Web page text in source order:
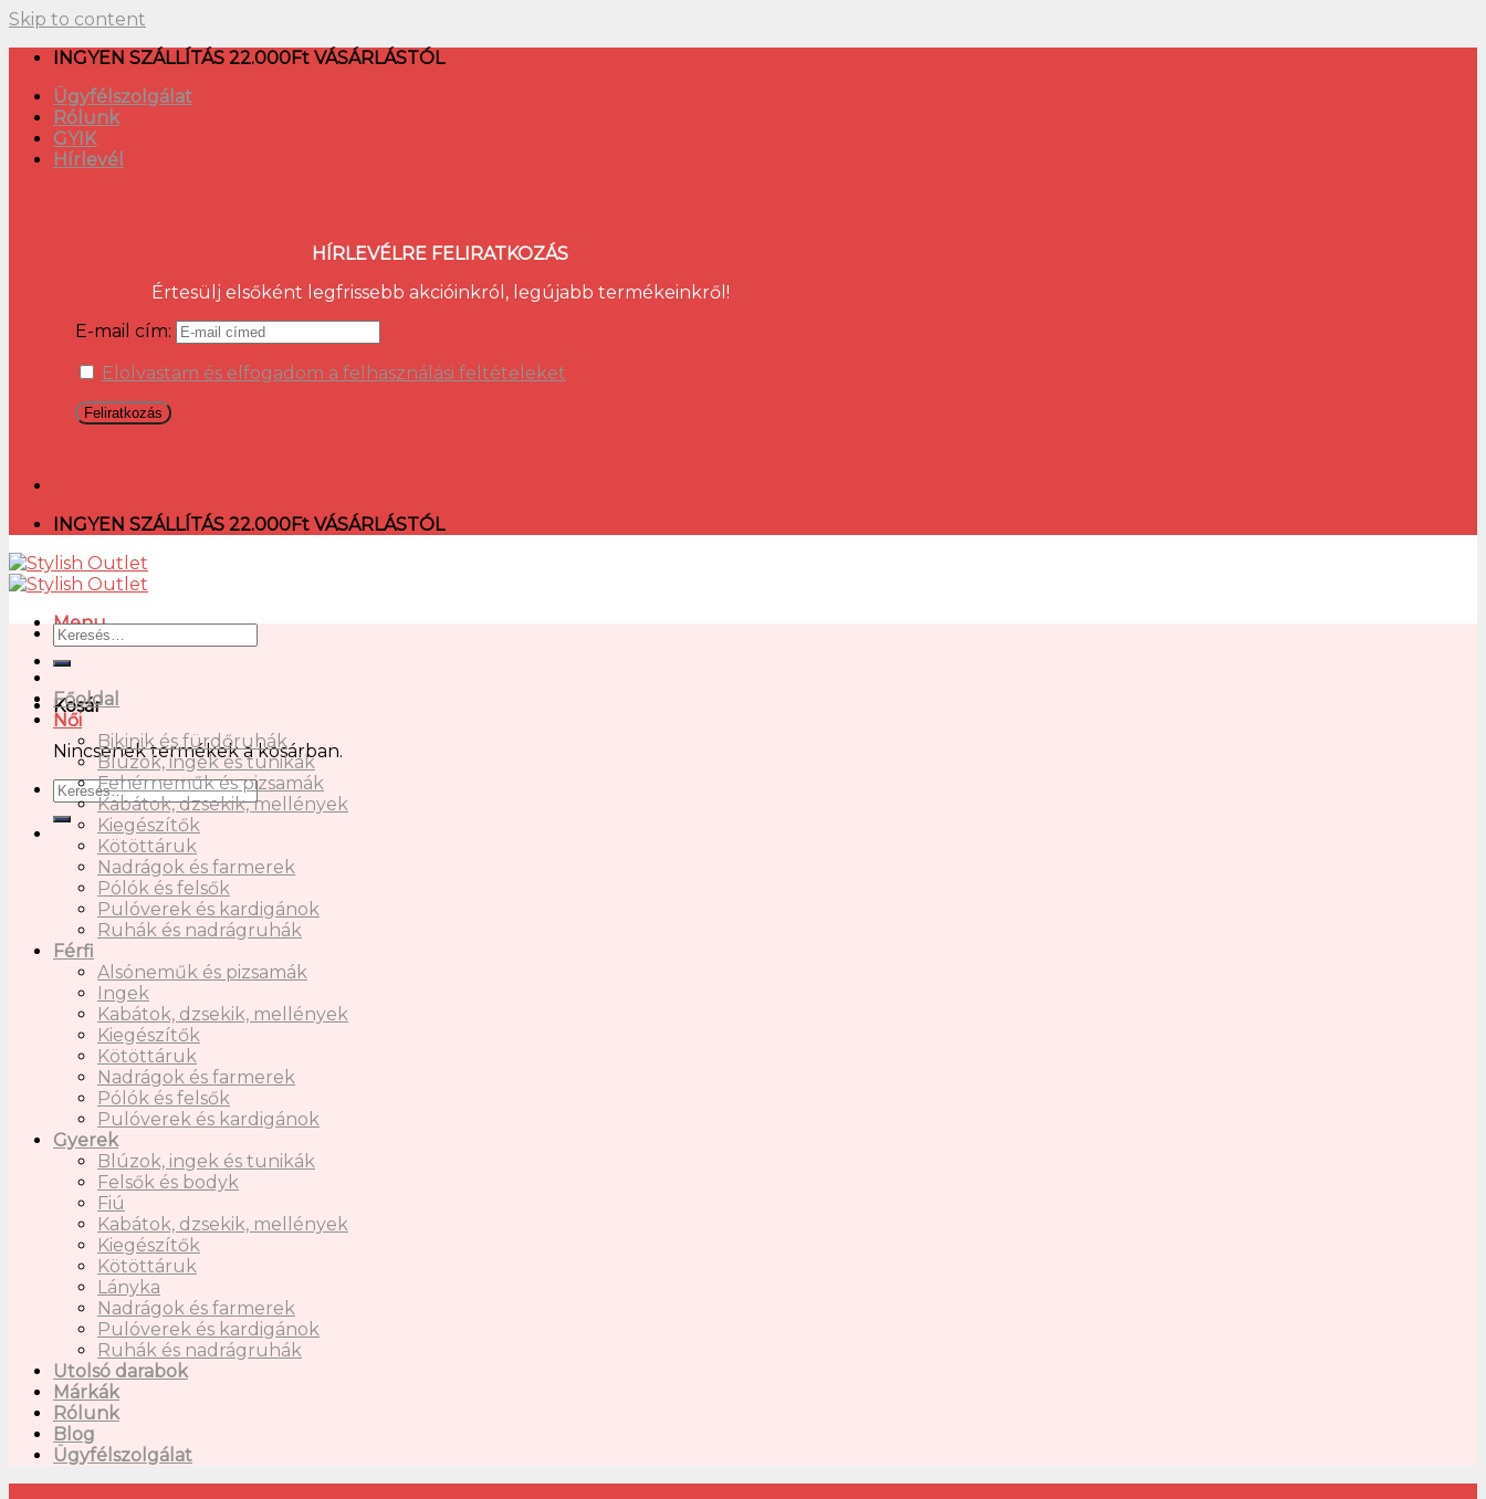
Skip to content
INGYEN SZÁLLÍTÁS 22.000Ft VÁSÁRLÁSTÓL
Ügyfélszolgálat
Rólunk
GYIK
Hírlevél
HÍRLEVÉLRE FELIRATKOZÁS
Értesülj elsőként legfrissebb akcióinkról, legújabb termékeinkről!
E-mail cím:
Elolvastam és elfogadom a felhasználási feltételeket
INGYEN SZÁLLÍTÁS 22.000Ft VÁSÁRLÁSTÓL
Menu
Kosár
Nincsenek termékek a kosárban.
Főoldal
Női
Bikinik és fürdőruhák
Blúzok, ingek és tunikák
Fehérneműk és pizsamák
Kabátok, dzsekik, mellények
Kiegészítők
Kötöttáruk
Nadrágok és farmerek
Pólók és felsők
Pulóverek és kardigánok
Ruhák és nadrágruhák
Férfi
Alsóneműk és pizsamák
Ingek
Kabátok, dzsekik, mellények
Kiegészítők
Kötöttáruk
Nadrágok és farmerek
Pólók és felsők
Pulóverek és kardigánok
Gyerek
Blúzok, ingek és tunikák
Felsők és bodyk
Fiú
Kabátok, dzsekik, mellények
Kiegészítők
Kötöttáruk
Lányka
Nadrágok és farmerek
Pulóverek és kardigánok
Ruhák és nadrágruhák
Utolsó darabok
Márkák
Rólunk
Blog
Ügyfélszolgálat